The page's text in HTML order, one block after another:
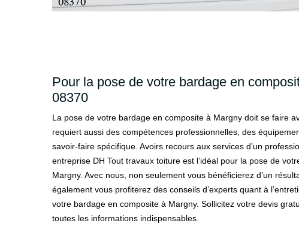
Pour la pose de votre bardage en
08370
La pose de votre bardage en composite à Margny doit se faire
requiert aussi des compétences professionnelles, des
savoir-faire spécifique. Avoirs recours aux services d’un
entreprise DH Tout travaux toiture est l’idéal pour la pose de
Margny. Avec nous, non seulement vous bénéficierez d’un
également vous profiterez des conseils d’experts quant à
votre bardage en composite à Margny. Sollicitez votre devis
toutes les informations indispensables.